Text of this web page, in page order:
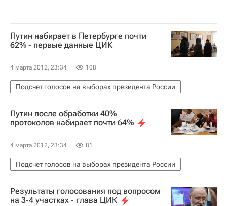
Путин набирает в Петербурге почти
62% - первые данные ЦИК
4 марта 2012, 23:34 108
Подсчет голосов на выборах президента России
Путин после обработки 40%
протоколов набирает почти 64%
4 марта 2012, 23:34 81
Подсчет голосов на выборах президента России
Результаты голосования под вопросом
на 3-4 участках - глава ЦИК